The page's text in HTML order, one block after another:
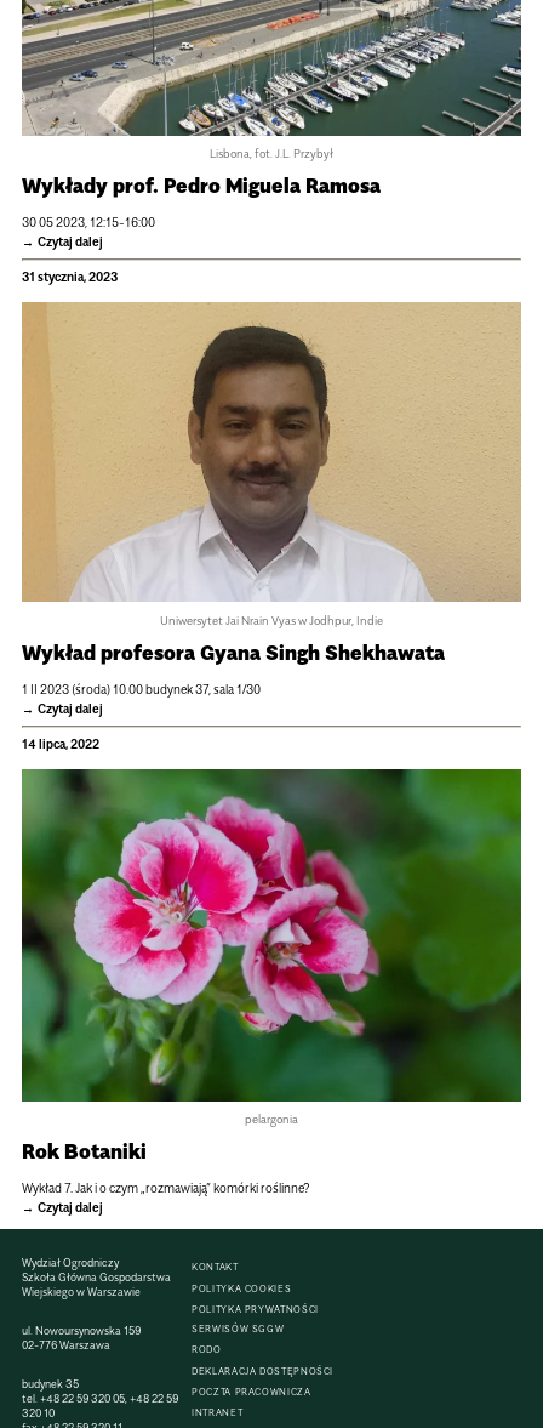
Lisbona, fot. J.L. Przybył
Wykłady prof. Pedro Migu­ela Ramosa
30 05 2023, 12:15-16:00
Czytaj dalej
31 stycznia, 2023
Uniwersytet Jai Nrain Vyas w Jodhpur, Indie
Wykład profesora Gyana Singh Shekhawata
1 II 2023 (środa) 10.00 budynek 37, sala 1/30
Czytaj dalej
14 lipca, 2022
pelargonia
Rok Botaniki
Wykład 7. Jak i o czym „rozmawiają” komórki roślinne?
Czytaj dalej
Wydział Ogrodniczy
Szkoła Główna Gospodarstwa
Wiejskiego w Warszawie
ul. Nowoursynowska 159
02-776 Warszawa
budynek 35
tel.+48 22 59 320 05,+48 22 59
320 10
KONTAKT
POLITYKA COOKIES
POLITYKA PRYWATNOŚCI
SERWISÓW SGGW
RODO
DEKLARACJA DOSTĘPNOŚCI
POCZTA PRACOWNICZA
INTRANET